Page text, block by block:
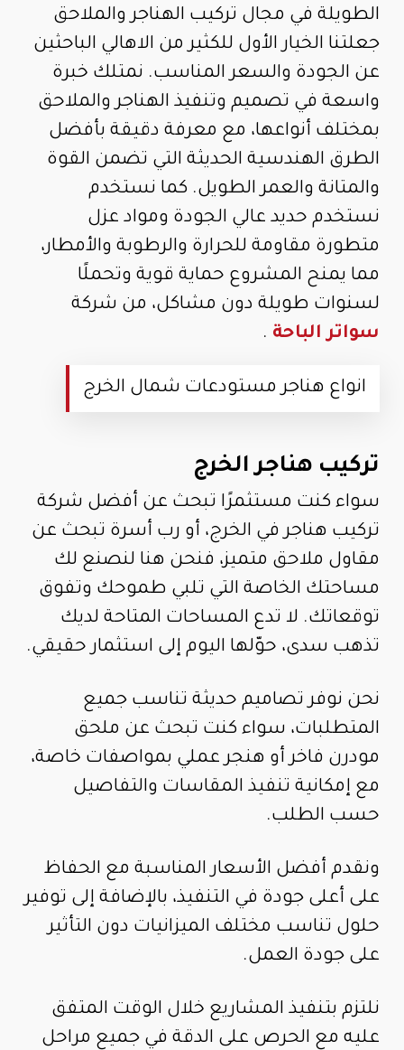
الطويلة في مجال تركيب الهناجر والملاحق
جعلتنا الخيار الأول للكثير من الاهالي الباحثين
عن الجودة والسعر المناسب. نمتلك خبرة
واسعة في تصميم وتنفيذ الهناجر والملاحق
بمختلف أنواعها، مع معرفة دقيقة بأفضل
الطرق الهندسية الحديثة التي تضمن القوة
والمتانة والعمر الطويل. كما نستخدم
نستخدم حديد عالي الجودة ومواد عزل
متطورة مقاومة للحرارة والرطوبة والأمطار،
مما يمنح المشروع حماية قوية وتحملًا
لسنوات طويلة دون مشاكل، من شركة
سواتر الباحة .
انواع هناجر مستودعات شمال الخرج
تركيب هناجر الخرج
سواء كنت مستثمرًا تبحث عن أفضل شركة
تركيب هناجر في الخرج، أو رب أسرة تبحث عن
مقاول ملاحق متميز، فنحن هنا لنصنع لك
مساحتك الخاصة التي تلبي طموحك وتفوق
توقعاتك. لا تدع المساحات المتاحة لديك
تذهب سدى، حوّلها اليوم إلى استثمار حقيقي.
نحن نوفر تصاميم حديثة تناسب جميع
المتطلبات، سواء كنت تبحث عن ملحق
مودرن فاخر أو هنجر عملي بمواصفات خاصة،
مع إمكانية تنفيذ المقاسات والتفاصيل
حسب الطلب.
ونقدم أفضل الأسعار المناسبة مع الحفاظ
على أعلى جودة في التنفيذ، بالإضافة إلى توفير
حلول تناسب مختلف الميزانيات دون التأثير
على جودة العمل.
نلتزم بتنفيذ المشاريع خلال الوقت المتفق
عليه مع الحرص على الدقة في جميع مراحل